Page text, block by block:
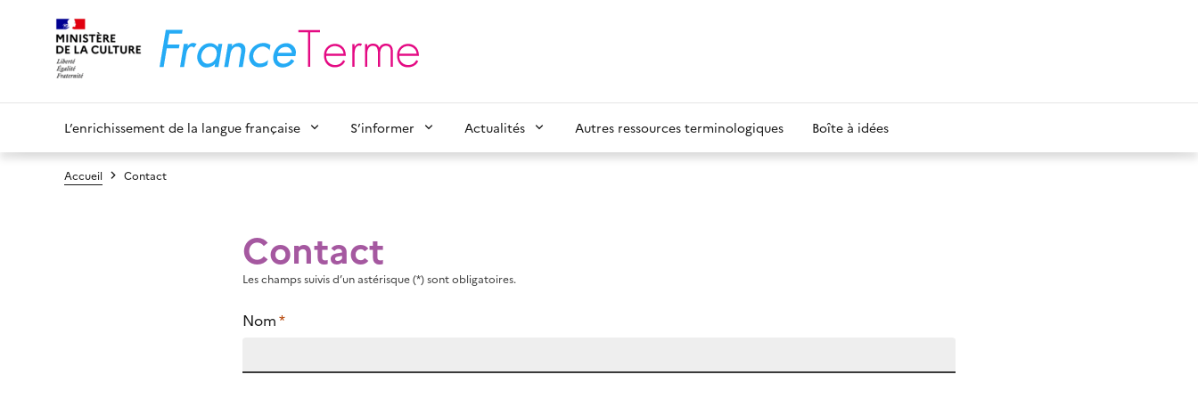
L’enrichissement de la langue française S’informer Actualités Autres ressources terminologiques Boîte à idées
Accueil Contact
Contact
Les champs suivis d’un astérisque (*) sont obligatoires.
Nom*